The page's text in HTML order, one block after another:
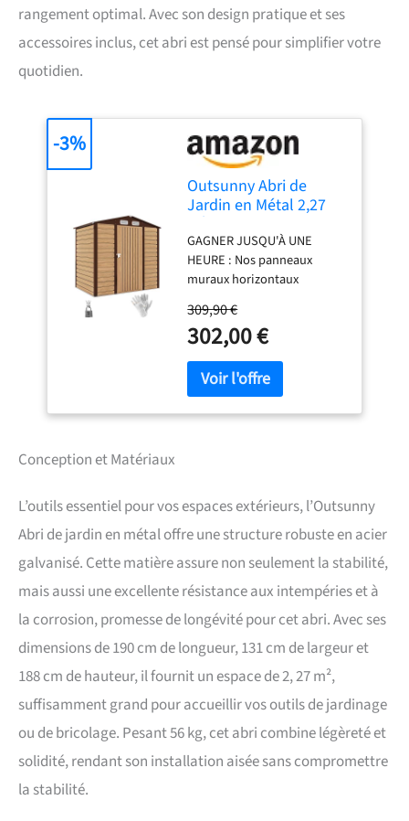
rangement optimal. Avec son design pratique et ses
accessoires inclus, cet abri est pensé pour simplifier votre
quotidien.
Outsunny Abri de
Jardin en Métal 2,27
190x131x188cm Chêne
GAGNER JUSQU'À UNE
HEURE : Nos panneaux
muraux horizontaux
l'assemblage 25 % plus
rapide et plus facile que la
Avec le manuel
d'assemblage claire, même
les débutants peuvent le
STABILITÉ ET RÉSISTANCE
RENFORCÉES : Avec 7
acier renforcé (contre 2 pour
le cabanon traditionnel) et
un toit à deux pans, notre
cabane de jardin résiste à la
pluie et à la neige pour
assurer une durabilité
maximale. Protégez vos
affaires toute l'année et
avec vos proches
EXCELLENTE VENTILATION
309,90 €
302,00 €
-3%
Conception et Matériaux
L’outils essentiel pour vos espaces extérieurs, l’Outsunny
Abri de jardin en métal offre une structure robuste en acier
galvanisé. Cette matière assure non seulement la stabilité,
mais aussi une excellente résistance aux intempéries et à
la corrosion, promesse de longévité pour cet abri. Avec ses
dimensions de 190 cm de longueur, 131 cm de largeur et
188 cm de hauteur, il fournit un espace de 2, 27 m²,
suffisamment grand pour accueillir vos outils de jardinage
ou de bricolage. Pesant 56 kg, cet abri combine légèreté et
solidité, rendant son installation aisée sans compromettre
la stabilité.